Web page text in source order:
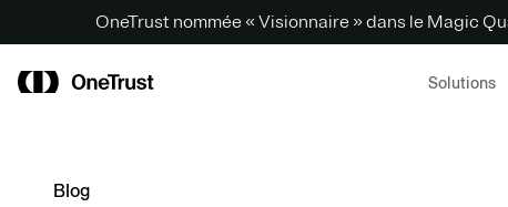
OneTrust nommée « Visionnaire » dans le Magic
Solutions
Blog